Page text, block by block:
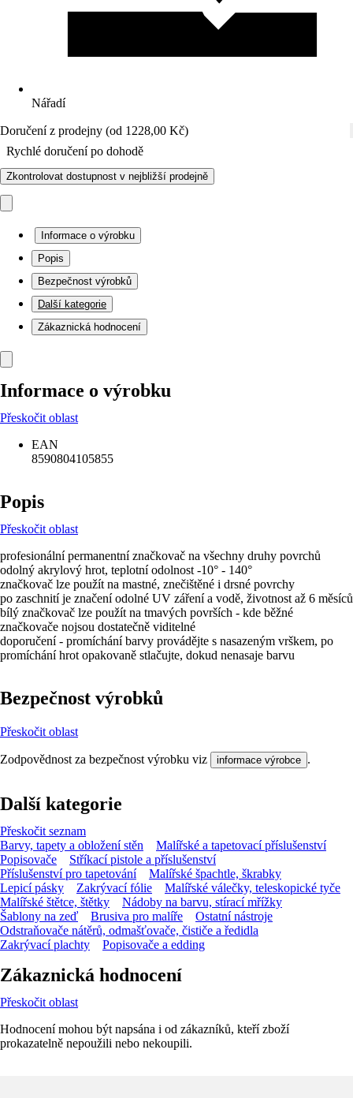
Nářadí
Doručení z prodejny (od 1228,00 Kč)
Rychlé doručení po dohodě
Zkontrolovat dostupnost v nejbližší prodejně
Informace o výrobku
Popis
Bezpečnost výrobků
Další kategorie
Zákaznická hodnocení
Informace o výrobku
Přeskočit oblast
EAN
8590804105855
Popis
Přeskočit oblast
profesionální permanentní značkovač na všechny druhy povrchů
odolný akrylový hrot, teplotní odolnost -10° - 140°
značkovač lze použít na mastné, znečištěné i drsné povrchy
po zaschnití je značení odolné UV záření a vodě, životnost až 6 měsíců
bílý značkovač lze použít na tmavých površích - kde běžné
značkovače nojsou dostatečně viditelné
doporučení - promíchání barvy provádějte s nasazeným vrškem, po
promíchání hrot opakovaně stlačujte, dokud nenasaje barvu
Bezpečnost výrobků
Přeskočit oblast
Zodpovědnost za bezpečnost výrobku viz informace výrobce .
Další kategorie
Přeskočit seznam
Barvy, tapety a obložení stěn
Malířské a tapetovací příslušenství
Popisovače
Stříkací pistole a příslušenství
Příslušenství pro tapetování
Malířské špachtle, škrabky
Lepicí pásky
Zakrývací fólie
Malířské válečky, teleskopické tyče
Malířské štětce, štětky
Nádoby na barvu, stírací mřížky
Šablony na zeď
Brusiva pro malíře
Ostatní nástroje
Odstraňovače nátěrů, odmašťovače, čističe a ředidla
Zakrývací plachty
Popisovače a edding
Zákaznická hodnocení
Přeskočit oblast
Hodnocení mohou být napsána i od zákazníků, kteří zboží
prokazatelně nepoužili nebo nekoupili.